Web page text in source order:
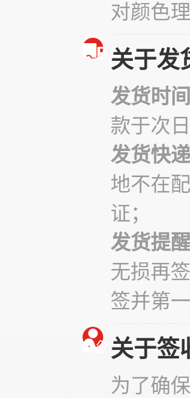
对颜色
关于发
发货时间
款于次
发货快递
地不在
证；
发货提醒
无损再
签并第
关于签
为了确